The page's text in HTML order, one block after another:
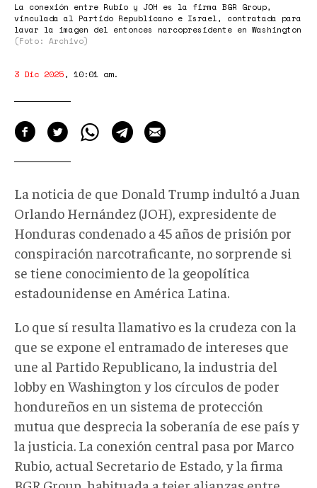
La conexión entre Rubio y JOH es la firma BGR Group,
vinculada al Partido Republicano e Israel, contratada para
lavar la imagen del entonces narcopresidente en Washington
(Foto: Archivo)
3 Dic 2025, 10:01 am.
La noticia de que Donald Trump indultó a Juan
Orlando Hernández (JOH), expresidente de
Honduras condenado a 45 años de prisión por
conspiración narcotraficante, no sorprende si
se tiene conocimiento de la geopolítica
estadounidense en América Latina.
Lo que sí resulta llamativo es la crudeza con la
que se expone el entramado de intereses que
une al Partido Republicano, la industria del
lobby en Washington y los círculos de poder
hondureños en un sistema de protección
mutua que desprecia la soberanía de ese país y
la justicia. La conexión central pasa por Marco
Rubio, actual Secretario de Estado, y la firma